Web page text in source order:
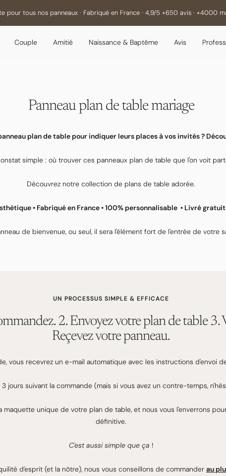
: nous limitons la quantité de commandes en Juin. Passez la votre
Couple Amitié Naissance & Baptême Avis
Panneau plan de table mariage
plan de table pour indiquer leurs places à vos invités ?
simple : où trouver ces panneaux plan de table que l'on voit
Découvrez notre collection de plans de table adorée.
• Fabriqué en France • 100% personnalisable • Livré
de bienvenue, ou seul, il sera l'élément fort de l'entrée de votre
UN PROCESSUS SIMPLE & EFFICACE
2. Envoyez votre plan de table 3.
Reçevez votre panneau.
vous recevrez un e-mail automatique avec les instructions d'envoi
jours suivant la commande (mais si vous avez un contre-temps,
maquette unique de votre plan de table, et nous vous l'enverrons
définitive.
C'est aussi simple que ça !
d'esprit (et la nôtre), nous vous conseillons de commander au